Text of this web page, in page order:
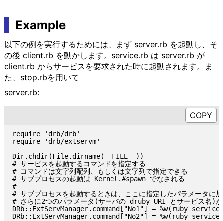
Example
以下の例を実行するためには、まず server.rb を起動し、そ
の後 client.rb を動かします。service.rb は server.rb が
client.rb からサービスを要求された時に起動されます。ま
た、stop.rbを用いて
server.rb:
require 'drb/drb'
require 'drb/extservm'
Dir.chdir(File.dirname(__FILE__))
# サービスを起動するコマンドを指定する
# コマンドは文字列配列、もしくは文字列で指定できる
# サブプロセスの起動は Kernel.#spawn でなされる
#
# サブプロセスを起動するときは、ここに指定したパラメータに
# さらに2つのパラメータ(サーバの druby URI とサービス名)が
DRb::ExtServManager.command["No1"] = %w(ruby
DRb::ExtServManager.command["No2"] = %w(ruby